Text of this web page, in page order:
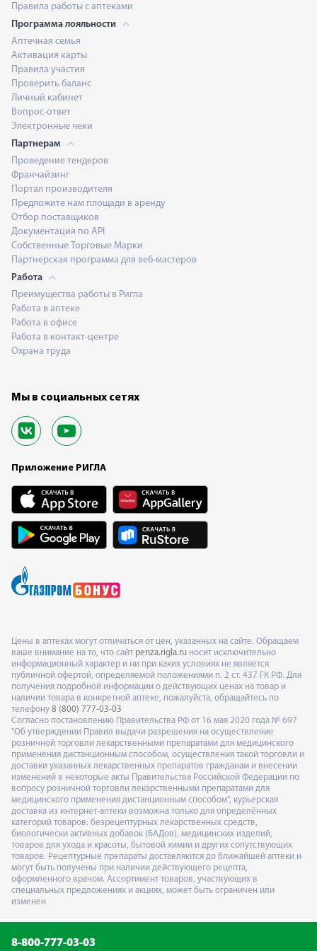
Правила работы с аптеками
Программа лояльности
Аптечная семья
Активация карты
Правила участия
Проверить баланс
Личный кабинет
Вопрос-ответ
Электронные чеки
Партнерам
Проведение тендеров
Франчайзинг
Портал производителя
Предложите нам площади в аренду
Отбор поставщиков
Документация по API
Собственные Торговые Марки
Партнерская программа для веб-мастеров
Работа
Преимущества работы в Ригла
Работа в аптеке
Работа в офисе
Работа в контакт-центре
Охрана труда
Мы в социальных сетях
Приложение РИГЛА
Цены в аптеках могут отличаться от цен, указанных на сайте. Обращаем
ваше внимание на то, что сайт penza.rigla.ru носит исключительно
информационный характер и ни при каких условиях не является
публичной офертой, определяемой положениями п. 2 ст. 437 ГК РФ. Для
получения подробной информации о действующих ценах на товар и
наличии товара в конкретной аптеке, пожалуйста, обращайтесь по
телефону 8 (800) 777-03-03
Согласно постановлению Правительства РФ от 16 мая 2020 года № 697
"Об утверждении Правил выдачи разрешения на осуществление
розничной торговли лекарственными препаратами для медицинского
применения дистанционным способом, осуществления такой торговли и
доставки указанных лекарственных препаратов гражданам и внесении
изменений в некоторые акты Правительства Российской Федерации по
вопросу розничной торговли лекарственными препаратами для
медицинского применения дистанционным способом", курьерская
доставка из интернет-аптеки возможна только для определённых
категорий товаров: безрецептурных лекарственных средств,
биологически активных добавок (БАДов), медицинских изделий,
товаров для ухода и красоты, бытовой химии и других сопутствующих
товаров. Рецептурные препараты доставляются до ближайшей аптеки и
могут быть получены при наличии действующего рецепта,
оформленного врачом. Ассортимент товаров, участвующих в
специальных предложениях и акциях, может быть ограничен или
изменен
8-800-777-03-03